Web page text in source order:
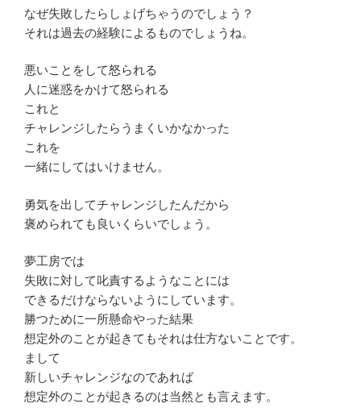
なぜ失敗したらしょげちゃうのでしょう？
それは過去の経験によるものでしょうね。
悪いことをして怒られる
人に迷惑をかけて怒られる
これと
チャレンジしたらうまくいかなかった
これを
一緒にしてはいけません。
勇気を出してチャレンジしたんだから
褒められても良いくらいでしょう。
夢工房では
失敗に対して叱責するようなことには
できるだけならないようにしています。
勝つために一所懸命やった結果
想定外のことが起きてもそれは仕方ないことです。
まして
新しいチャレンジなのであれば
想定外のことが起きるのは当然とも言えます。